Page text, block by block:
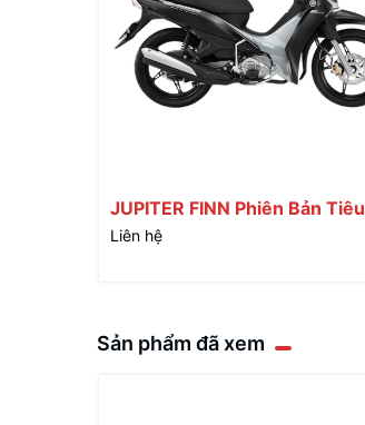
JUPITER FINN Phiên Bản Tiêu
Chuẩn
Liên hệ
Sản phẩm đã xem